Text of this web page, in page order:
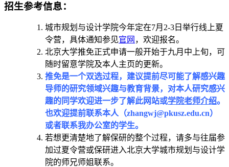
招生参考信息：
城市规划与设计学院今年定在7月2-3日举行线上夏
令营，具体通知参见官网 ，欢迎报名。
北京大学推免正式申请一般开始于九月中上旬，可
随时留意学院及本人主页的更新。
推免是一个双选过程，建议提前尽可能了解感兴趣
导师的研究领域兴趣与教育背景，对本人研究感兴
趣的同学欢迎进一步了解此网站或学院老师介绍。
也欢迎提前联系本人（zhangwj@pkusz.edu.cn）
或者联系我办公室的学生。
若想更清楚地了解保研的整个过程，请多与往届参
加过夏令营或保研进入北京大学城市规划与设计学
院的师兄师姐联系。